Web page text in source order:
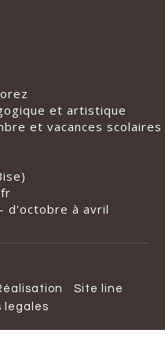
et artistique
et vacances scolaires
d'octobre à avril
Site line
legales